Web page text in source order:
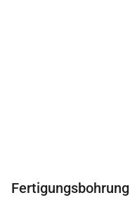
Fertigungsbohrung